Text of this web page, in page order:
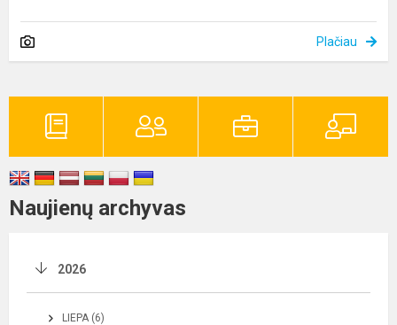
Plačiau
Naujienų archyvas
2026
LIEPA (6)